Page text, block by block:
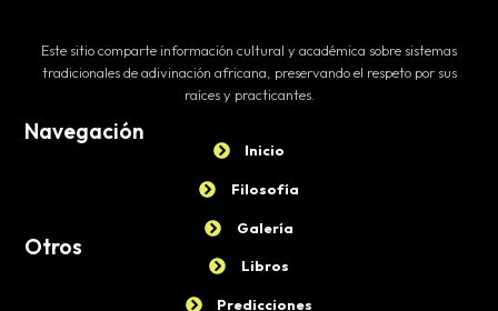
Este sitio comparte información cultural y académica sobre sistemas
tradicionales de adivinación africana, preservando el respeto por sus
raíces y practicantes.
Navegación
Inicio
Filosofía
Galería
Otros
Libros
Predicciones